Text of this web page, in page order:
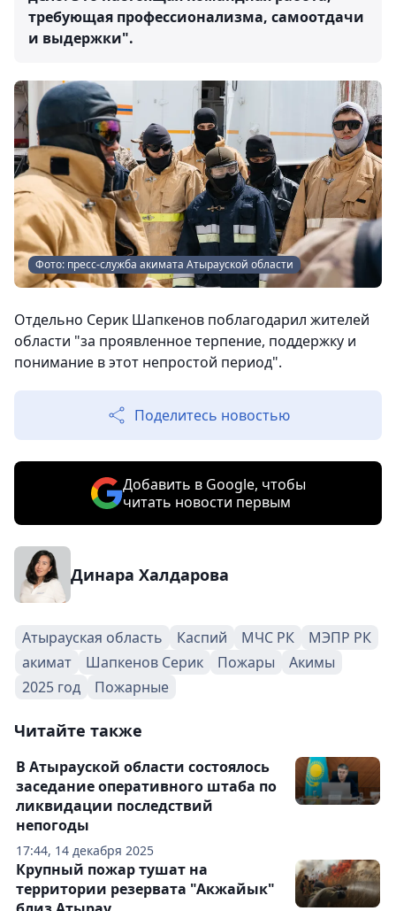
требующая профессионализма, самоотдачи
и выдержки".
Фото: пресс-служба акимата Атырауской области
Отдельно Серик Шапкенов поблагодарил жителей
области "за проявленное терпение, поддержку и
понимание в этот непростой период".
Поделитесь новостью
Добавить в Google, чтобы
читать новости первым
Динара Халдарова
Атырауская область Каспий МЧС РК
МЭПР РК
акимат
Шапкенов Серик Пожары
Акимы
2025 год
Пожарные
Читайте также
17:44, 14 декабря 2025
В Атырауской области состоялось
заседание оперативного штаба по
ликвидации последствий
непогоды
Крупный пожар тушат на
территории резервата "Акжайык"